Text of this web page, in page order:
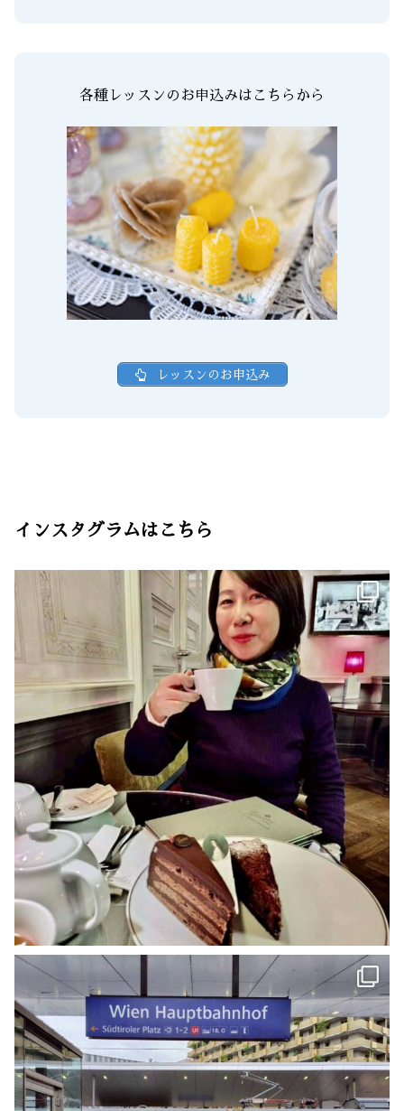
各種レッスンのお申込みはこちらから
レッスンのお申込み
インスタグラムはこちら